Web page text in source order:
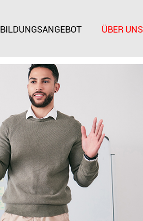
BILDUNGSANGEBOT ÜBER UNS